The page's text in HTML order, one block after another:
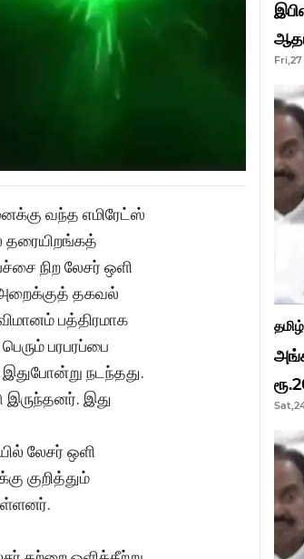
வந்த எமிரேட்ஸ்
தரையிறங்கத்
நிற லேசர் ஒளி
அறைக்குத் தகவல்
பத்திரமாக
பரபரப்பை
நடந்தது.
இருந்தனர். இது
லேசர் ஒளி
குறித்தும்